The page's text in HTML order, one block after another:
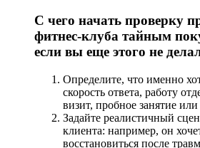
С чего начать проверку
фитнес-клуба тайным
если вы еще этого не
Определите, что именно
скорость ответа, работу
визит, пробное занятие
Задайте реалистичный
клиента: например, он
восстановиться после